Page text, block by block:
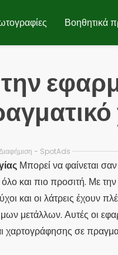
Βοηθητικά
- SpotAds
Μπορεί να φαίνεται
όλο και πιο προσιτή. Με
και οι λάτρεις έχουν
μετάλλων. Αυτές οι
σε